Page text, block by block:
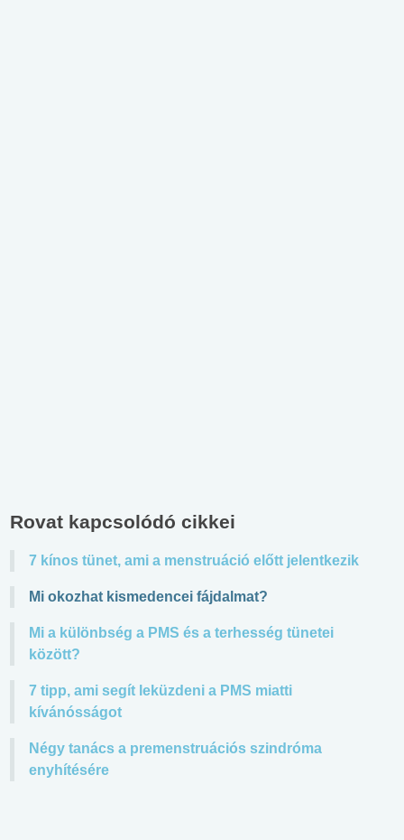
Rovat kapcsolódó cikkei
7 kínos tünet, ami a menstruáció előtt jelentkezik
Mi okozhat kismedencei fájdalmat?
Mi a különbség a PMS és a terhesség tünetei
között?
7 tipp, ami segít leküzdeni a PMS miatti
kívánósságot
Négy tanács a premenstruációs szindróma
enyhítésére